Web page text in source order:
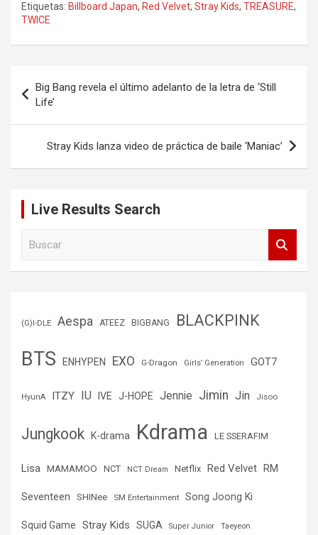
Etiquetas: Billboard Japan, Red Velvet, Stray Kids, TREASURE,
TWICE
de
entradas
Big Bang revela el último adelanto de la letra de ‘Still
Life’
Stray Kids lanza video de práctica de baile ‘Maniac’
Live Results Search
(G)I-DLE Aespa ATEEZ BIGBANG BLACKPINK
BTS ENHYPEN EXO G-Dragon Girls’ Generation GOT7
HyunA ITZY IU IVE J-HOPE Jennie Jimin Jin Jisoo
Jungkook K-drama Kdrama LE SSERAFIM
Lisa MAMAMOO NCT NCT Dream Netflix Red Velvet RM
Seventeen SHINee SM Entertainment Song Joong Ki
Squid Game Stray Kids SUGA Super Junior Taeyeon